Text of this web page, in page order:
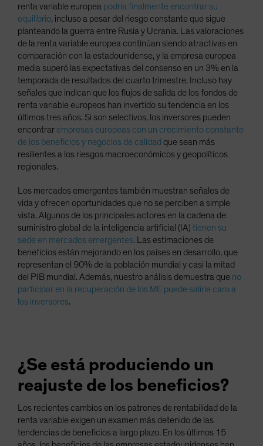
renta variable europea podría finalmente encontrar su
equilibrio, incluso a pesar del riesgo constante que sigue
planteando la guerra entre Rusia y Ucrania. Las valoraciones
de la renta variable europea continúan siendo atractivas en
comparación con la estadounidense, y la empresa europea
media superó las expectativas del consenso en un 3% en la
temporada de resultados del cuarto trimestre. Incluso hay
señales que indican que los flujos de salida de los fondos de
renta variable europeos han invertido su tendencia en los
últimos tres años. Si son selectivos, los inversores pueden
encontrar empresas europeas con un crecimiento constante
de los beneficios y negocios de calidad que sean más
resilientes a los riesgos macroeconómicos y geopolíticos
regionales.
Los mercados emergentes también muestran señales de
vida y ofrecen oportunidades que no se perciben a simple
vista. Algunos de los principales actores en la cadena de
suministro global de la inteligencia artificial (IA) tienen su
sede en mercados emergentes. Las estimaciones de
beneficios están mejorando en los países en desarrollo, que
representan el 90% de la población mundial y casi la mitad
del PIB mundial. Además, nuestro análisis demuestra que no
participar en la recuperación de los ME puede salirle caro a
los inversores.
¿Se está produciendo un
reajuste de los beneficios?
Los recientes cambios en los patrones de rentabilidad de la
renta variable exigen un examen más detenido de las
tendencias de beneficios a largo plazo. En los últimos 15